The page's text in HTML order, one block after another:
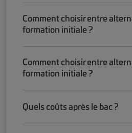
Comment choisir entre
formation initiale ?
Comment choisir entre
formation initiale ?
Quels coûts après le bac ?